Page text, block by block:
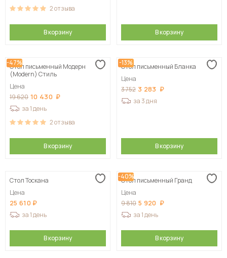
2отзыва
В корзину В корзину
-47%
Стол письменный Модерн
(Modern) Стиль
Цена
19 620 10 430
за 1 день
2отзыва
В корзину
-13%
Стол письменный Бланка
Цена
3 752 3 283
за 3 дня
В корзину
Стол Тоскана
Цена
25 610
за 1 день
В корзину
-40%
Стол письменный Гранд
Цена
9 810 5 920
за 1 день
В корзину